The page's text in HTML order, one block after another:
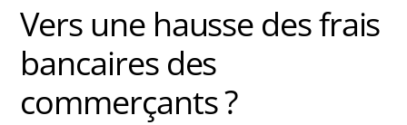
Vers une hausse des frais
bancaires des
commerçants ?